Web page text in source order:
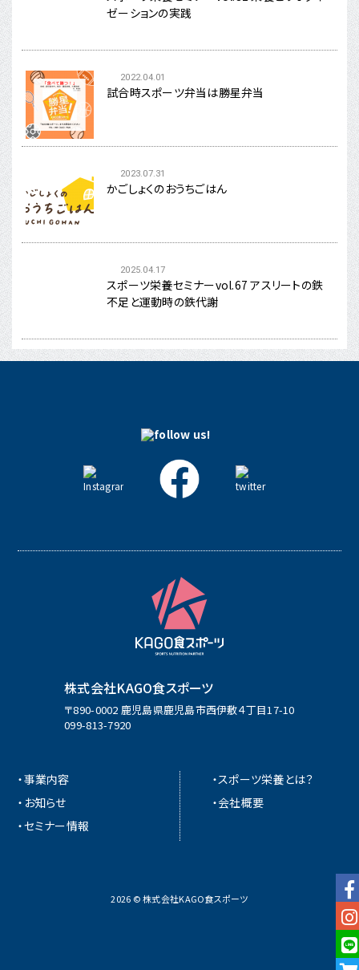
ゼーションの実践
2022.04.01
試合時スポーツ弁当は勝星弁当
2023.07.31
かごしょくのおうちごはん
2025.04.17
スポーツ栄養セミナーvol.67 アスリートの鉄
不足と運動時の鉄代謝
株式会社KAGO食スポーツ
〒890-0002 鹿児島県鹿児島市西伊敷４丁目17-10
099-813-7920
・事業内容
・お知らせ
・セミナー情報
・スポーツ栄養とは？
・会社概要
2026 © 株式会社KAGO食スポーツ